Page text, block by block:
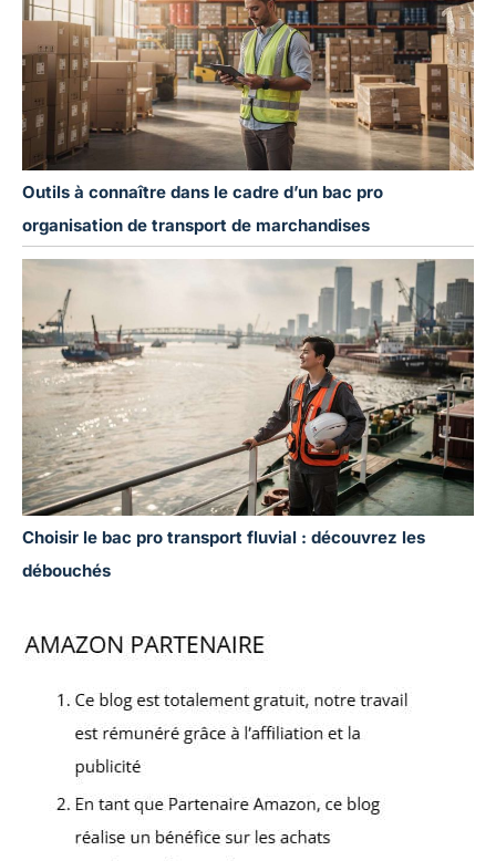
Outils à connaître dans le cadre d’un bac pro
organisation de transport de marchandises
Choisir le bac pro transport fluvial : découvrez les
débouchés